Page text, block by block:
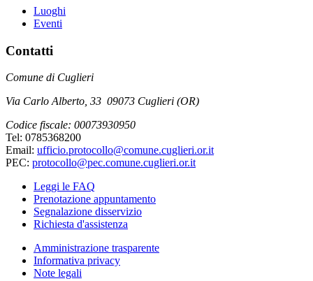
Luoghi
Eventi
Contatti
Comune di Cuglieri
Via Carlo Alberto, 33 09073 Cuglieri (OR)
Codice fiscale: 00073930950
Tel: 0785368200
Email: ufficio.protocollo@comune.cuglieri.or.it
PEC: protocollo@pec.comune.cuglieri.or.it
Leggi le FAQ
Prenotazione appuntamento
Segnalazione disservizio
Richiesta d'assistenza
Amministrazione trasparente
Informativa privacy
Note legali